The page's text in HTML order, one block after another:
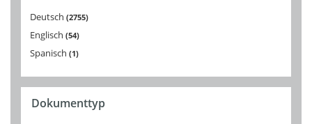
Deutsch 2755
Englisch 54
Spanisch 1
Dokumenttyp